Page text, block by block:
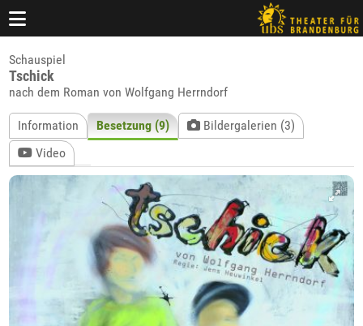
Schauspiel
Tschick
nach dem Roman von Wolfgang Herrndorf
Information Besetzung (9)
Bildergalerien (3)
Video